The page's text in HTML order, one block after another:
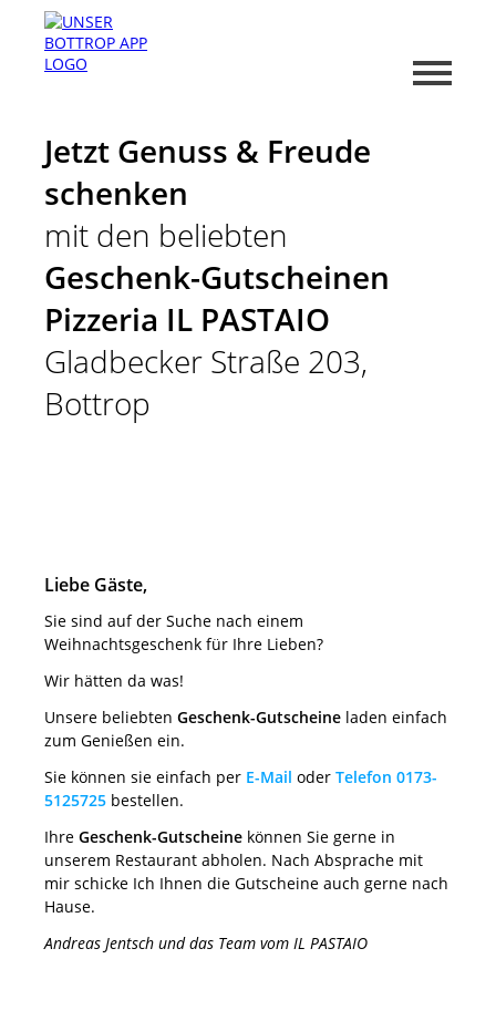
Jetzt Genuss & Freude
schenken
mit den beliebten
Geschenk-Gutscheinen
Pizzeria IL PASTAIO
Gladbecker Straße 203,
Bottrop
Liebe Gäste,
Sie sind auf der Suche nach einem
Weihnachtsgeschenk für Ihre Lieben?
Wir hätten da was!
Unsere beliebten Geschenk-Gutscheine laden einfach
zum Genießen ein.
Sie können sie einfach per E-Mail oder Telefon 0173-
5125725 bestellen.
Ihre Geschenk-Gutscheine können Sie gerne in
unserem Restaurant abholen. Nach Absprache mit
mir schicke Ich Ihnen die Gutscheine auch gerne nach
Hause.
Andreas Jentsch und das Team vom IL PASTAIO